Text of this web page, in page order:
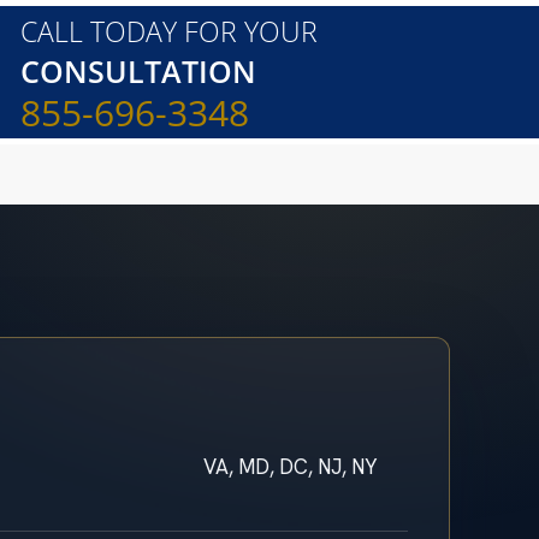
CALL TODAY FOR YOUR
CONSULTATION
855-696-3348
VA, MD, DC, NJ, NY